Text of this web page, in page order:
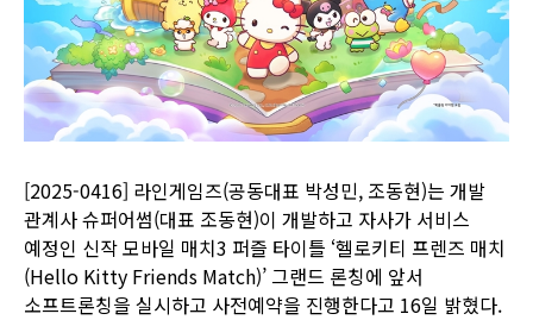
[2025-0416] 라인게임즈(공동대표 박성민, 조동현)는 개발
관계사 슈퍼어썸(대표 조동현)이 개발하고 자사가 서비스
예정인 신작 모바일 매치3 퍼즐 타이틀 ‘헬로키티 프렌즈 매치
(Hello Kitty Friends Match)’ 그랜드 론칭에 앞서
소프트론칭을 실시하고 사전예약을 진행한다고 16일 밝혔다.